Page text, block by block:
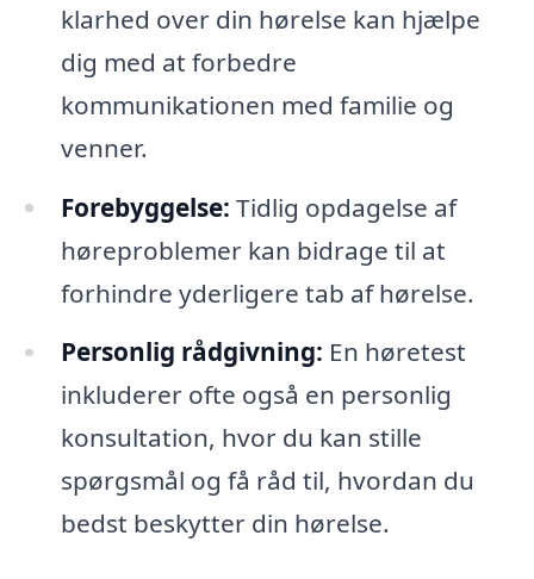
klarhed over din hørelse kan hjælpe
dig med at forbedre
kommunikationen med familie og
venner.
Forebyggelse: Tidlig opdagelse af
høreproblemer kan bidrage til at
forhindre yderligere tab af hørelse.
Personlig rådgivning: En høretest
inkluderer ofte også en personlig
konsultation, hvor du kan stille
spørgsmål og få råd til, hvordan du
bedst beskytter din hørelse.